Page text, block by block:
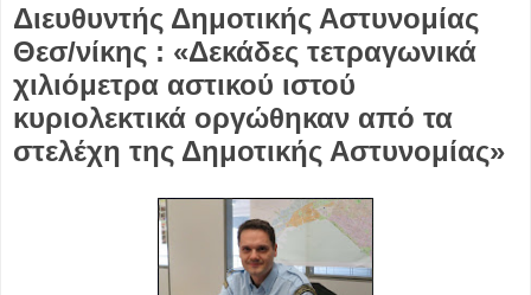
Διευθυντής Δημοτικής Αστυνομίας
Θεσ/νίκης : «Δεκάδες τετραγωνικά
χιλιόμετρα αστικού ιστού
κυριολεκτικά οργώθηκαν από τα
στελέχη της Δημοτικής Αστυνομίας»